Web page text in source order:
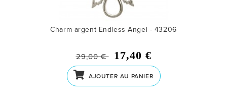
Charm argent Endless Angel - 43206
29,00 € 17,40 €
AJOUTER AU PANIER